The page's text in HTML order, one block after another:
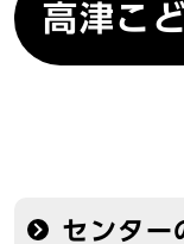
高津こ
センター